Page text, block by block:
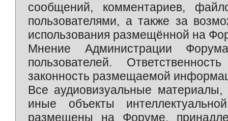
сообщений, комментариев,
пользователями, а также за
использования размещённой на
Мнение Администрации
пользователей.
законность размещаемой
Все аудиовизуальные
иные объекты
размещены на Форуме,